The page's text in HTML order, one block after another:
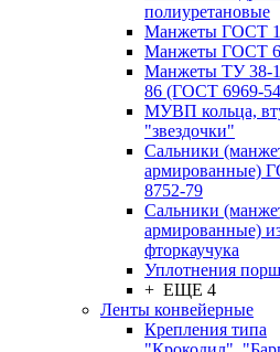
полиуретановые
Манжеты ГОСТ
Манжеты ГОСТ
Манжеты ТУ 38-
86 (ГОСТ 6969-
МУВП кольца,
"звездочки"
Сальники
армированные)
8752-79
Сальники
армированные)
фторкаучука
Уплотнения
+ ЕЩЕ 4
Ленты конвейерные
Крепления типа